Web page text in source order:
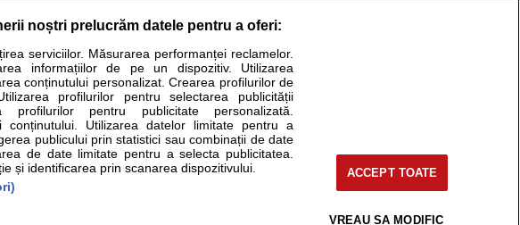
Calculatoare Stiri medicale
scop informativ si educational. Ele nu pot substitui consultul medical direct si
sfatulmedicului.ro sa consultati fie medicul Dvs., fie unul dintre medicii pe care
support@sfatulmedicului.ro
noștri prelucrăm datele pentru a oferi:
serviciilor. Măsurarea performanței reclamelor.
informațiilor de pe un dispozitiv. Utilizarea
conținutului personalizat. Crearea profilurilor de
profilurilor pentru selectarea publicității
profilurilor pentru publicitate personalizată.
conținutului. Utilizarea datelor limitate pentru a
publicului prin statistici sau combinații de date
de date limitate pentru a selecta publicitatea.
și identificarea prin scanarea dispozitivului.
ACCEPT TOATE
VREAU SA MODIFIC